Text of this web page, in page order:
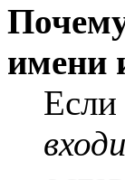
имени